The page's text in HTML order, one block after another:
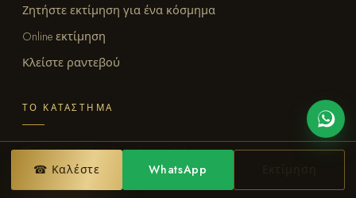
☎ Καλέστε WhatsApp
Ζητήστε εκτίμηση για ένα κόσμημα
Online εκτίμηση
Κλείστε ραντεβού
ΤΟ ΚΑΤΆΣΤΗΜΑ
Πιστοποιημένα διαμάντια GIA
Δαχτυλίδια